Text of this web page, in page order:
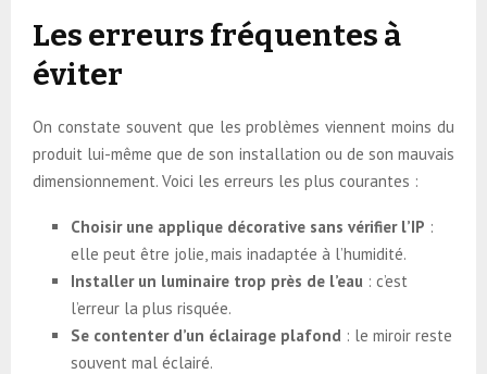
Les erreurs fréquentes à
éviter
On constate souvent que les problèmes viennent moins du
produit lui-même que de son installation ou de son mauvais
dimensionnement. Voici les erreurs les plus courantes :
Choisir une applique décorative sans vérifier l’IP :
elle peut être jolie, mais inadaptée à l’humidité.
Installer un luminaire trop près de l’eau : c’est
l’erreur la plus risquée.
Se contenter d’un éclairage plafond : le miroir reste
souvent mal éclairé.